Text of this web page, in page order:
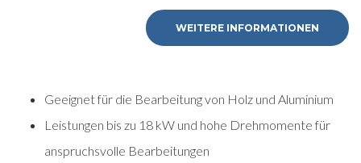
WEITERE INFORMATIONEN
Geeignet für die Bearbeitung von Holz und Aluminium
Leistungen bis zu 18 kW und hohe Drehmomente für
anspruchsvolle Bearbeitungen